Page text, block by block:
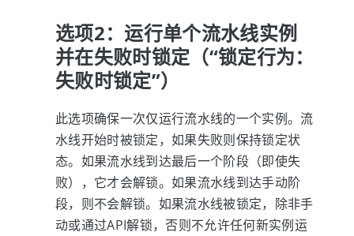
选项2：运行单个流水线实例
并在失败时锁定（“锁定行为：
失败时锁定”）
此选项确保一次仅运行流水线的一个实例。流
水线开始时被锁定，如果失败则保持锁定状
态。如果流水线到达最后一个阶段（即使失
败），它才会解锁。如果流水线到达手动阶
段，则不会解锁。如果流水线被锁定，除非手
动或通过API解锁，否则不允许任何新实例运